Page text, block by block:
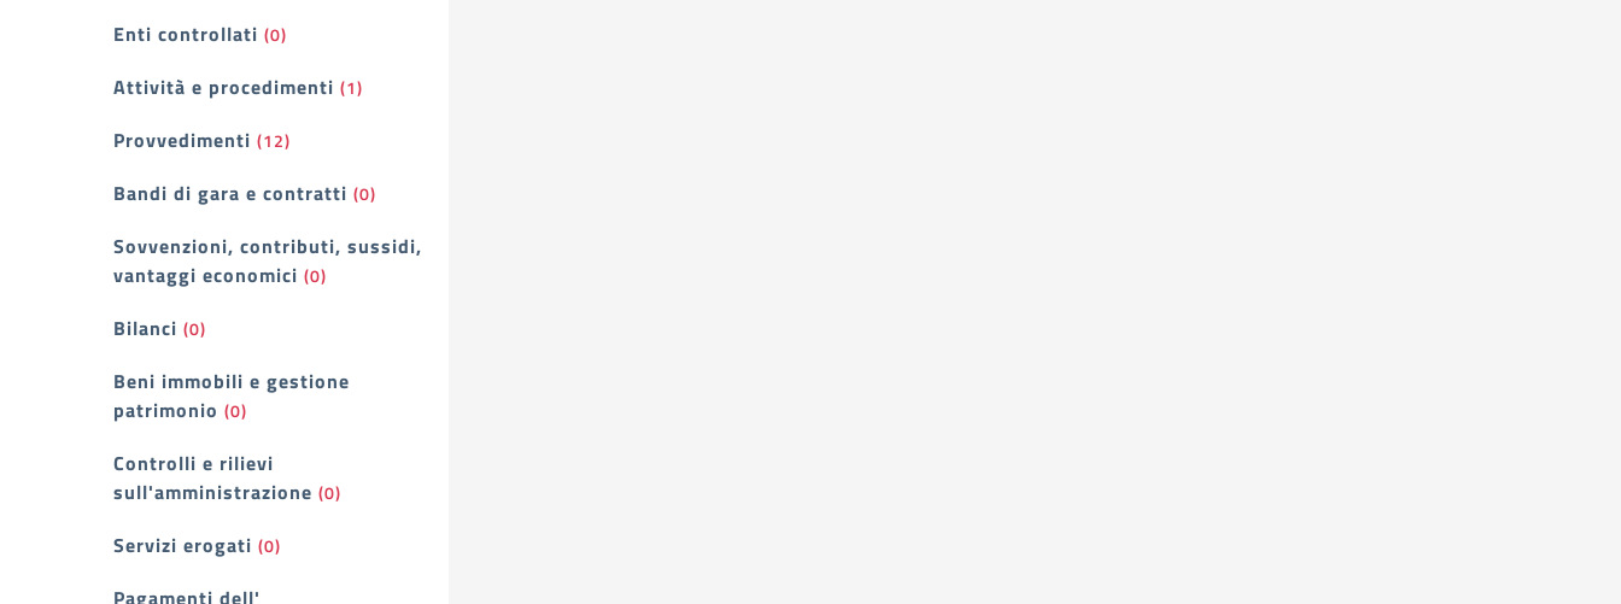
Enti controllati (0)
Attività e procedimenti (1)
Provvedimenti (12)
Bandi di gara e contratti (0)
Sovvenzioni, contributi, sussidi,
vantaggi economici (0)
Bilanci (0)
Beni immobili e gestione
patrimonio (0)
Controlli e rilievi
sull'amministrazione (0)
Servizi erogati (0)
Pagamenti dell'